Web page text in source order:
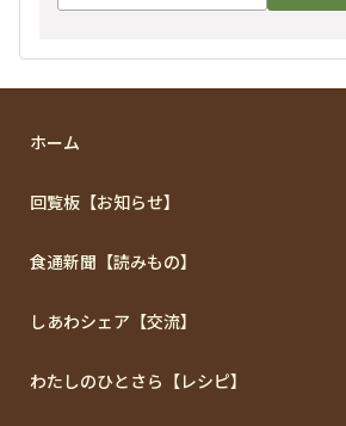
ホーム
回覧板【お知らせ】
食通新聞【読みもの】
しあわシェア【交流】
わたしのひとさら【レシピ】